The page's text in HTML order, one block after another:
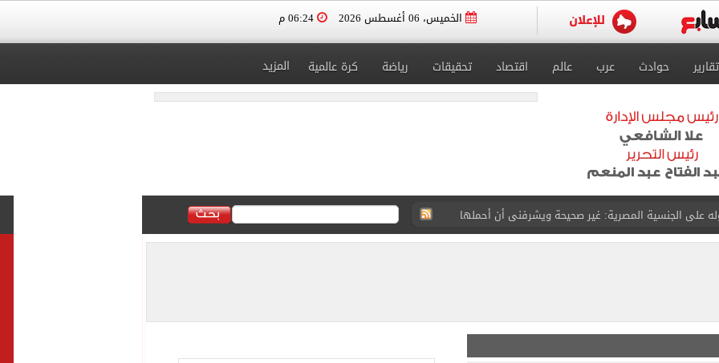
الخميس، 06 أغسطس 2026
تقارير حوادث عرب عالم اقتصاد تحقيقات رياضة كرة عالمية المزيد
على تراجع أمام الجنيه بالبنوك المصرية
ضرورة التزام كافة الأطراف بتنفيذ اتفاق وقف حرب غزة
السيارات بالشارع لفحصها